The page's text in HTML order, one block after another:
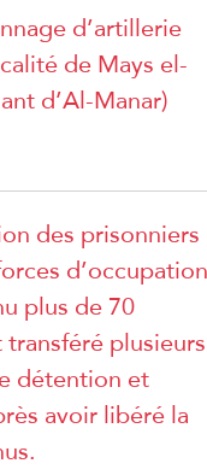
d’artillerie
de Mays el-
d’Al-Manar)
des prisonniers
d’occupation
plus de 70
plusieurs
détention et
avoir libéré la